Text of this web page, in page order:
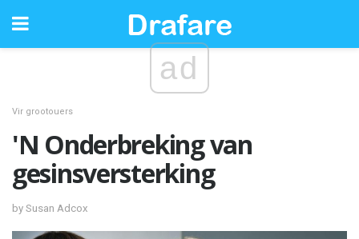
ad
Vir grootouers
'N Onderbreking van
gesinsversterking
by Susan Adcox